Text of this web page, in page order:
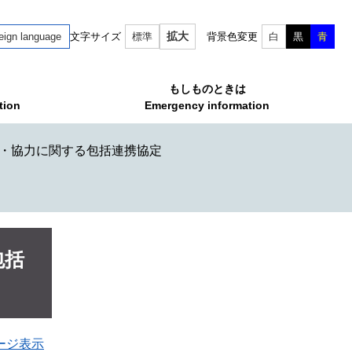
language 文字サイズ 標準 拡大 背景色変更 白 黒 青
もしものときは
Emergency information
協力に関する包括連携協定
括
ジ表示